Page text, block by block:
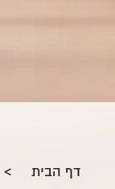
דף הבית >